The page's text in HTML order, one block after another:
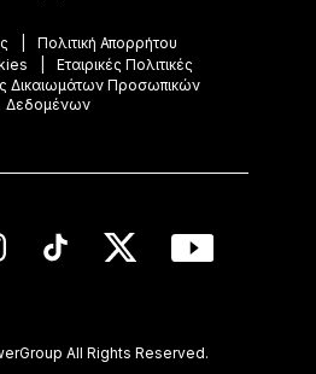
Πολιτική Απορρήτου
Εταιρικές Πολιτικές
Δικαιωμάτων Προσωπικών
Δεδομένων
All Rights Reserved.